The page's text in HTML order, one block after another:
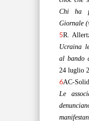
Chi ha
Giornale
5R.
Ucraina
al bando
24 luglio
6AC-
Le